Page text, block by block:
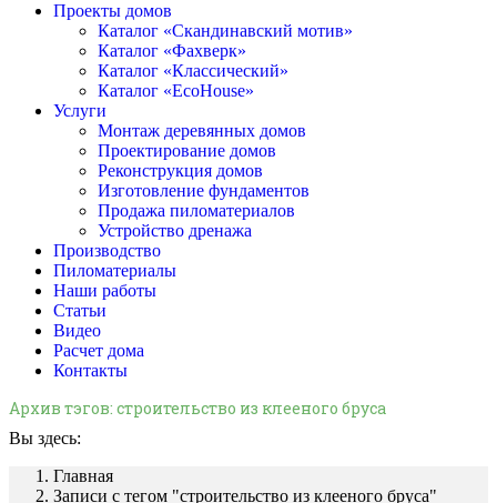
Проекты домов
Каталог «Скандинавский мотив»
Каталог «Фахверк»
Каталог «Классический»
Каталог «EcoHouse»
Услуги
Монтаж деревянных домов
Проектирование домов
Реконструкция домов
Изготовление фундаментов
Продажа пиломатериалов
Устройство дренажа
Производство
Пиломатериалы
Наши работы
Статьи
Видео
Расчет дома
Контакты
Архив тэгов: строительство из клееного бруса
Вы здесь:
Главная
Записи с тегом "строительство из клееного бруса"